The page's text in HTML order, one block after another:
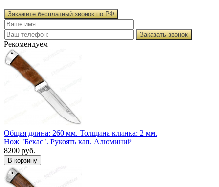
Закажите бесплатный звонок по РФ
Заказать звонок
Рекомендуем
Общая длина: 260 мм. Толщина клинка: 2 мм.
Нож "Бекас". Рукоять кап. Алюминий
8200 руб.